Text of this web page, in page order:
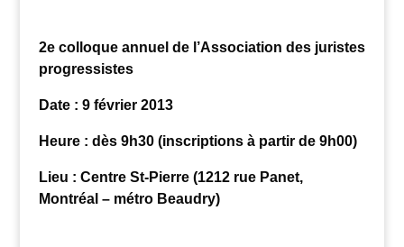
2e colloque annuel de l’Association des juristes
progressistes
Date : 9 février 2013
Heure : dès 9h30 (inscriptions à partir de 9h00)
Lieu : Centre St-Pierre (1212 rue Panet,
Montréal – métro Beaudry)